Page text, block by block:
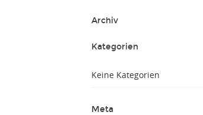
Archiv
Kategorien
Keine Kategorien
Meta